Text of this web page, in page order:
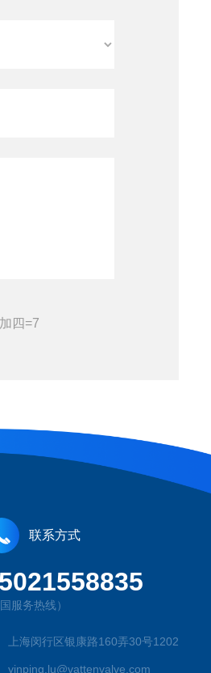
四=7
联系方式
国服务热线）
上海闵行区银康路160弄30号1202
yinping.lu@vattenvalve.com